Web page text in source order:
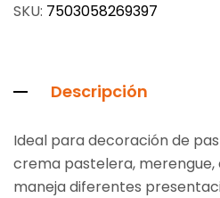
SKU: 7503058269397
Descripción
Ideal para decoración de
crema pastelera, merengue,
maneja diferentes